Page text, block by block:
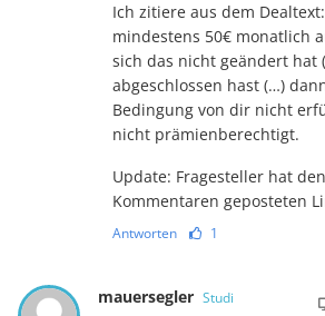
Ich zitiere aus dem
mindestens 50€ monatlich
sich das nicht geändert hat
abgeschlossen hast (…)
Bedingung von dir nicht
nicht prämienberechtigt.
Update: Fragesteller hat
Kommentaren geposteten
Antworten 1
mauersegler Studi